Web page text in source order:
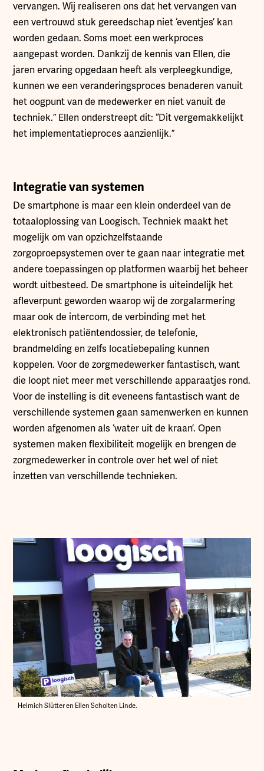
vervangen. Wij realiseren ons dat het vervangen van
een vertrouwd stuk gereedschap niet ‘eventjes’ kan
worden gedaan. Soms moet een werkproces
aangepast worden. Dankzij de kennis van Ellen, die
jaren ervaring opgedaan heeft als verpleegkundige,
kunnen we een veranderingsproces benaderen vanuit
het oogpunt van de medewerker en niet vanuit de
techniek.” Ellen onderstreept dit: “Dit vergemakkelijkt
het implementatieproces aanzienlijk.”
Integratie van systemen
De smartphone is maar een klein onderdeel van de
totaaloplossing van Loogisch. Techniek maakt het
mogelijk om van opzichzelfstaande
zorgoproepsystemen over te gaan naar integratie met
andere toepassingen op platformen waarbij het beheer
wordt uitbesteed. De smartphone is uiteindelijk het
afleverpunt geworden waarop wij de zorgalarmering
maar ook de intercom, de verbinding met het
elektronisch patiëntendossier, de telefonie,
brandmelding en zelfs locatiebepaling kunnen
koppelen. Voor de zorgmedewerker fantastisch, want
die loopt niet meer met verschillende apparaatjes rond.
Voor de instelling is dit eveneens fantastisch want de
verschillende systemen gaan samenwerken en kunnen
worden afgenomen als ‘water uit de kraan’. Open
systemen maken flexibiliteit mogelijk en brengen de
zorgmedewerker in controle over het wel of niet
inzetten van verschillende technieken.
Helmich Slütter en Ellen Scholten Linde.